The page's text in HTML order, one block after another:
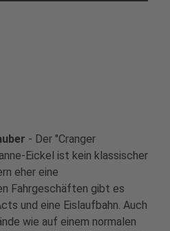
- Der "Cranger
Eickel ist kein klassischer
eher eine
Fahrgeschäften gibt es
und eine Eislaufbahn. Auch
wie auf einem normalen